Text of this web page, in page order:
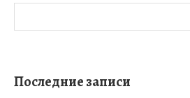
Последние записи